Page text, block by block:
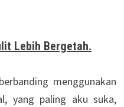
Lebih Bergetah.
menggunakan
yang paling aku suka,